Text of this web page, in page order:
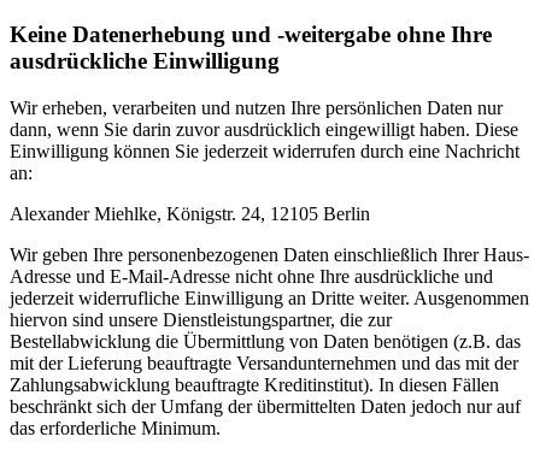
Keine Datenerhebung und -weitergabe ohne Ihre
ausdrückliche Einwilligung
Wir erheben, verarbeiten und nutzen Ihre persönlichen Daten nur
dann, wenn Sie darin zuvor ausdrücklich eingewilligt haben. Diese
Einwilligung können Sie jederzeit widerrufen durch eine Nachricht
an:
Alexander Miehlke, Königstr. 24, 12105 Berlin
Wir geben Ihre personenbezogenen Daten einschließlich Ihrer Haus-
Adresse und E-Mail-Adresse nicht ohne Ihre ausdrückliche und
jederzeit widerrufliche Einwilligung an Dritte weiter. Ausgenommen
hiervon sind unsere Dienstleistungspartner, die zur
Bestellabwicklung die Übermittlung von Daten benötigen (z.B. das
mit der Lieferung beauftragte Versandunternehmen und das mit der
Zahlungsabwicklung beauftragte Kreditinstitut). In diesen Fällen
beschränkt sich der Umfang der übermittelten Daten jedoch nur auf
das erforderliche Minimum.